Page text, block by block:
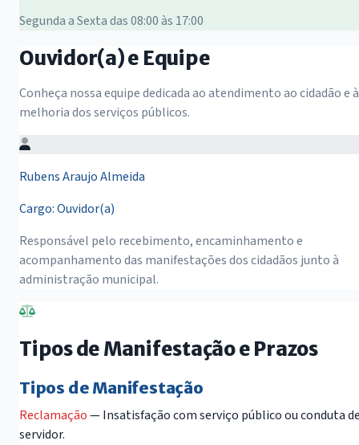
Segunda a Sexta das 08:00 às 17:00
Ouvidor(a) e Equipe
Conheça nossa equipe dedicada ao atendimento ao cidadão e à
melhoria dos serviços públicos.
Rubens Araujo Almeida
Cargo: Ouvidor(a)
Responsável pelo recebimento, encaminhamento e
acompanhamento das manifestações dos cidadãos junto à
administração municipal.
Tipos de Manifestação e Prazos
Tipos de Manifestação
Reclamação— Insatisfação com serviço público ou conduta
servidor.